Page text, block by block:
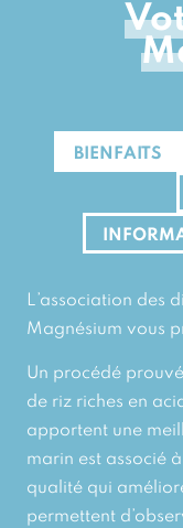
BIENFAITS
L’association des
Magnésium vous
Un procédé
de riz riches en
apportent une
marin est associé
qualité qui
permettent